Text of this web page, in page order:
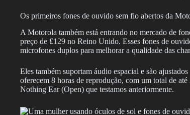
Os primeiros fones de ouvido sem fio abertos da
A Motorola também está entrando no mercado de
preço de £129 no Reino Unido. Esses fones de
microfones duplos para melhorar a qualidade das
Eles também suportam áudio espacial e são
oferecem 8 horas de reprodução, com um total de
Nothing Ear (Open) que testamos anteriormente.